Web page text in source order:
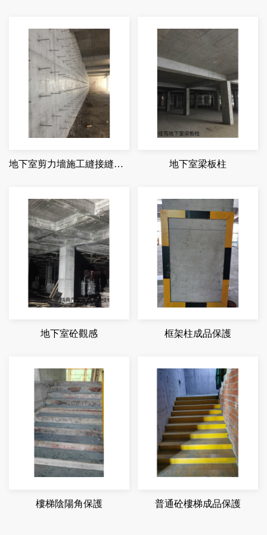
地下室剪力墻施工縫接縫平整 地下室梁板柱
地下室砼觀感 框架柱成品保護
樓梯陰陽角保護 普通砼樓梯成品保護